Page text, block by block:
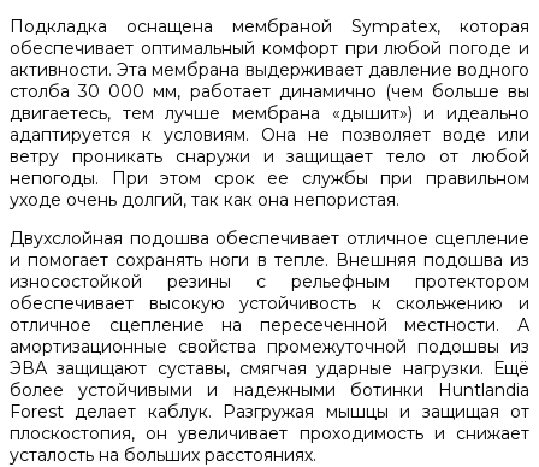
Подкладка оснащена мембраной Sympatex, которая
обеспечивает оптимальный комфорт при любой погоде и
активности. Эта мембрана выдерживает давление водного
столба 30 000 мм, работает динамично (чем больше вы
двигаетесь, тем лучше мембрана «дышит») и идеально
адаптируется к условиям. Она не позволяет воде или
ветру проникать снаружи и защищает тело от любой
непогоды. При этом срок ее службы при правильном
уходе очень долгий, так как она непористая.
Двухслойная подошва обеспечивает отличное сцепление
и помогает сохранять ноги в тепле. Внешняя подошва из
износостойкой резины с рельефным протектором
обеспечивает высокую устойчивость к скольжению и
отличное сцепление на пересеченной местности. А
амортизационные свойства промежуточной подошвы из
ЭВА защищают суставы, смягчая ударные нагрузки. Ещё
более устойчивыми и надежными ботинки Huntlandia
Forest делает каблук. Разгружая мышцы и защищая от
плоскостопия, он увеличивает проходимость и снижает
усталость на больших расстояниях.